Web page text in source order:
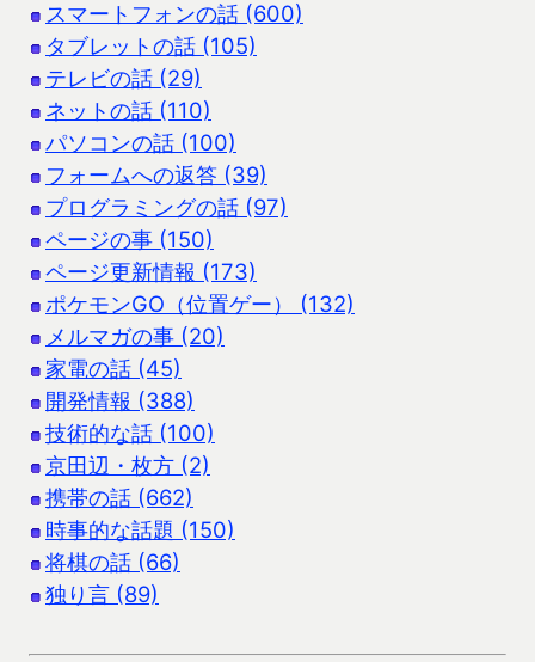
スマートフォンの話 (600)
タブレットの話 (105)
テレビの話 (29)
ネットの話 (110)
パソコンの話 (100)
フォームへの返答 (39)
プログラミングの話 (97)
ページの事 (150)
ページ更新情報 (173)
ポケモンGO（位置ゲー） (132)
メルマガの事 (20)
家電の話 (45)
開発情報 (388)
技術的な話 (100)
京田辺・枚方 (2)
携帯の話 (662)
時事的な話題 (150)
将棋の話 (66)
独り言 (89)